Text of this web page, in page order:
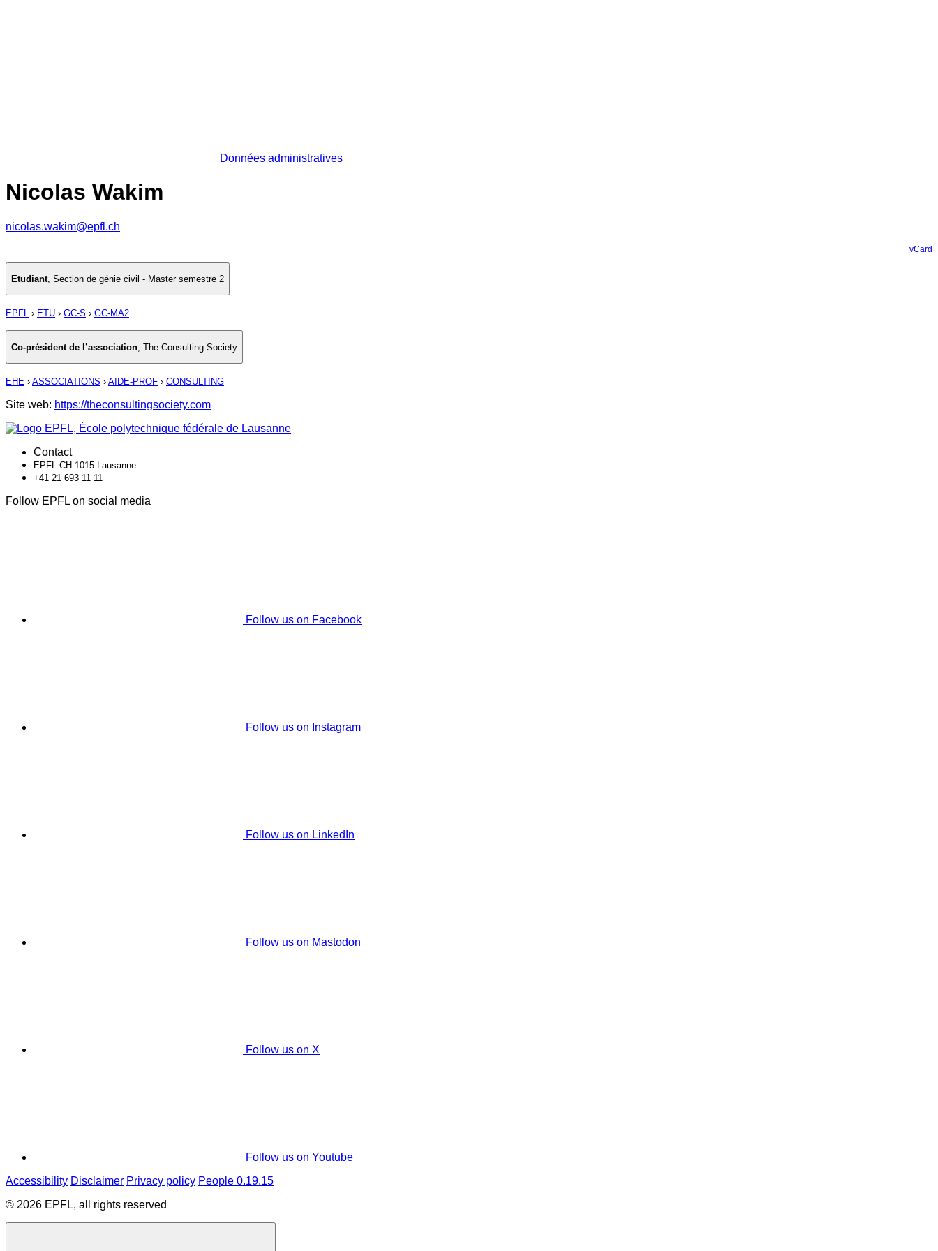
Données administratives
Nicolas Wakim
nicolas.wakim@epfl.ch
vCard
Etudiant, Section de génie civil - Master semestre 2
EPFL › ETU › GC-S › GC-MA2
Co-président de l’association The Consulting Society
EHE › ASSOCIATIONS › AIDE-PROF › CONSULTING
Site web: https://theconsultingsociety.com
Contact
EPFL CH-1015 Lausanne
+41 21 693 11 11
Follow EPFL on social media
Follow us on Facebook
Follow us on Instagram
Follow us on LinkedIn
Follow us on Mastodon
Follow us on X
Follow us on Youtube
Accessibility Disclaimer Privacy policy People 0.19.15
© 2026 EPFL, all rights reserved